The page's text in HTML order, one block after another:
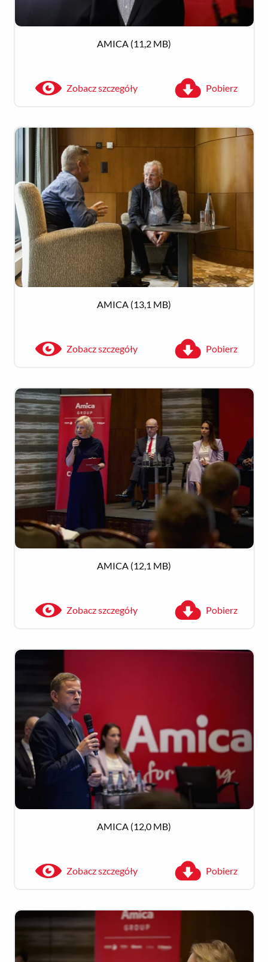
AMICA (11,2 MB)
Zobacz szczegóły Pobierz
AMICA (13,1 MB)
Zobacz szczegóły Pobierz
Zobacz szczegóły Pobierz
AMICA (12,1 MB)
Zobacz szczegóły Pobierz
Zobacz szczegóły Pobierz
AMICA (12,0 MB)
Zobacz szczegóły Pobierz
Zobacz szczegóły